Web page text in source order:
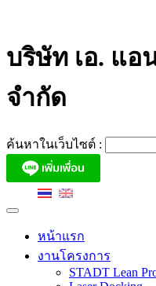
บริษัท เอ. แอ
จำกัด
ค้นหาในเว็บไซต์ :
หน้าแรก
งานโครงการ
STADT Lean